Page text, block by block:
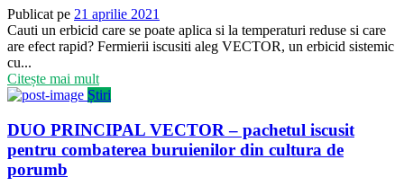
Publicat pe 21 aprilie 2021
Cauti un erbicid care se poate aplica si la temperaturi reduse si care
are efect rapid? Fermierii iscusiti aleg VECTOR, un erbicid sistemic
cu...
Citește mai mult
Știri
DUO PRINCIPAL VECTOR – pachetul iscusit
pentru combaterea buruienilor din cultura de
porumb